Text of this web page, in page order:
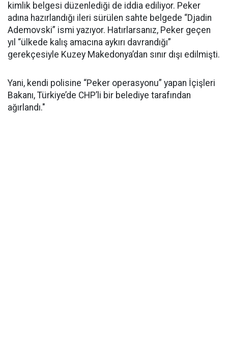
kimlik belgesi düzenlediği de iddia ediliyor. Peker
adına hazırlandığı ileri sürülen sahte belgede “Djadin
Ademovski” ismi yazıyor. Hatırlarsanız, Peker geçen
yıl “ülkede kalış amacına aykırı davrandığı”
gerekçesiyle Kuzey Makedonya’dan sınır dışı edilmişti.
Yani, kendi polisine “Peker operasyonu” yapan İçişleri
Bakanı, Türkiye’de CHP’li bir belediye tarafından
ağırlandı."